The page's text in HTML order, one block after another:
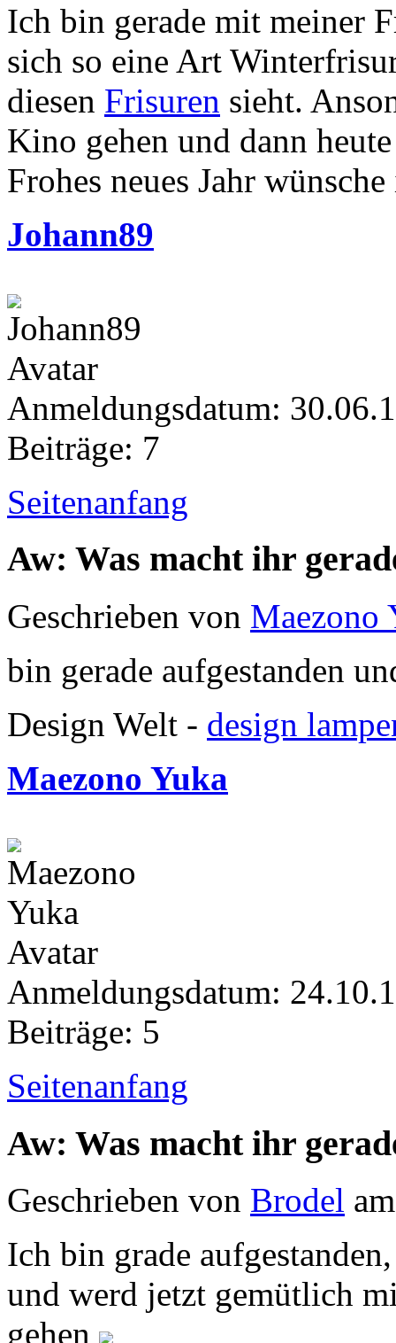
Ich bin gerade mit meiner
sich so eine Art
diesen Frisuren sieht.
Kino gehen und dann
Frohes neues Jahr
Johann89
Anmeldungsdatum:
Beiträge: 7
Seitenanfang
Aw: Was macht ihr
Geschrieben von Maezono
bin gerade aufgestanden
Design Welt - design
Maezono Yuka
Anmeldungsdatum:
Beiträge: 5
Seitenanfang
Aw: Was macht ihr
Geschrieben von Brodel
Ich bin grade
und werd jetzt gemütlich
gehen